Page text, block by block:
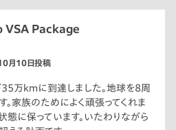
VSA Package
月10日投稿
万kmに到達しました。地球を8周
。家族のためによく頑張ってくれま
態に保っています。いたわりながら